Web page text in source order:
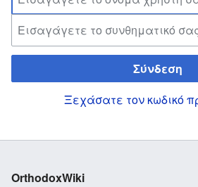
Σύνδεση
Ξεχάσατε τον κωδικό
OrthodoxWiki